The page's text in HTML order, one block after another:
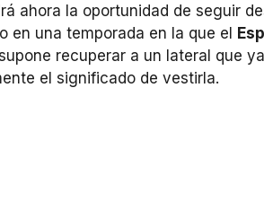
ahora la oportunidad de seguir
en una temporada en la que el
recuperar a un lateral que
el significado de vestirla.